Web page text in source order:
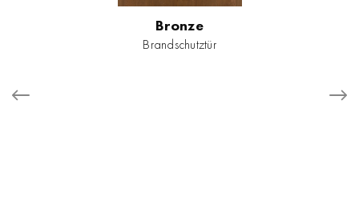
Bronze
Brandschutztür